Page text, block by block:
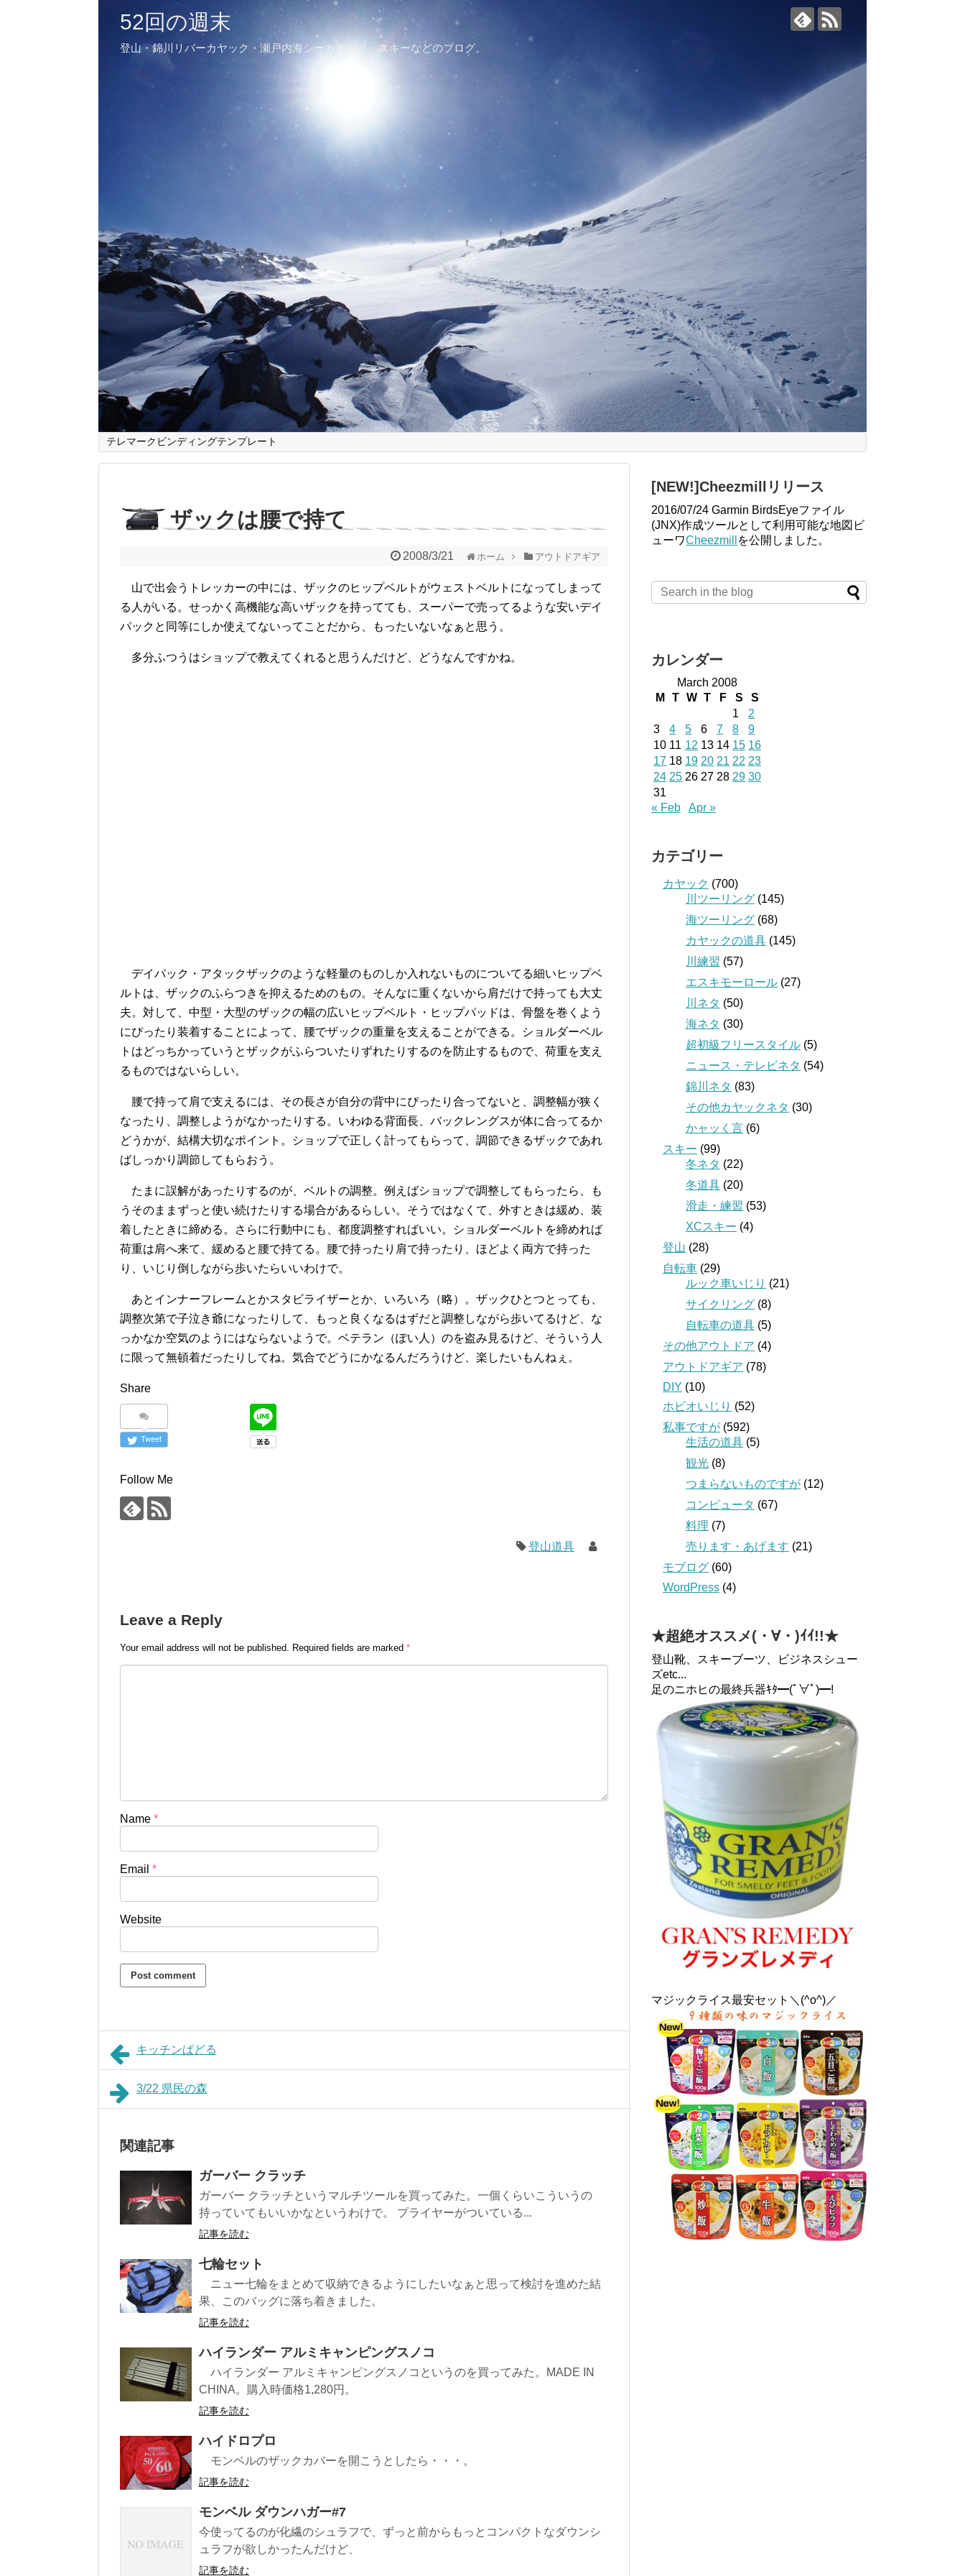
52回の週末
登山・錦川リバーカヤック・瀬戸内海シーカヤック・スキーなどのブログ。
テレマークビンディングテンプレート
ザックは腰で持て
2008/3/21 ホーム アウトドアギア
山で出会うトレッカーの中には、ザックのヒップベルトがウェストベルトになってしまって
る人がいる。せっかく高機能な高いザックを持ってても、スーパーで売ってるような安いデイ
パックと同等にしか使えてないってことだから、もったいないなぁと思う。
多分ふつうはショップで教えてくれると思うんだけど、どうなんですかね。
デイパック・アタックザックのような軽量のものしか入れないものについてる細いヒップベ
ルトは、ザックのふらつきを抑えるためのもの。そんなに重くないから肩だけで持っても大丈
夫。対して、中型・大型のザックの幅の広いヒップベルト・ヒップパッドは、骨盤を巻くよう
にぴったり装着することによって、腰でザックの重量を支えることができる。ショルダーベル
トはどっちかっていうとザックがふらついたりずれたりするのを防止するもので、荷重を支え
るものではないらしい。
腰で持って肩で支えるには、その長さが自分の背中にぴったり合ってないと、調整幅が狭く
なったり、調整しようがなかったりする。いわゆる背面長、バックレングスが体に合ってるか
どうかが、結構大切なポイント。ショップで正しく計ってもらって、調節できるザックであれ
ばしっかり調節してもらおう。
たまに誤解があったりするのが、ベルトの調整。例えばショップで調整してもらったら、も
うそのままずっと使い続けたりする場合があるらしい。そうではなくて、外すときは緩め、装
着したときに締める。さらに行動中にも、都度調整すればいい。ショルダーベルトを締めれば
荷重は肩へ来て、緩めると腰で持てる。腰で持ったり肩で持ったり、ほどよく両方で持った
り、いじり倒しながら歩いたらいいわけで。
あとインナーフレームとかスタビライザーとか、いろいろ（略）。ザックひとつとっても、
調整次第で子泣き爺になったりして、もっと良くなるはずだと調整しながら歩いてるけど、な
っかなか空気のようにはならないようで。ベテラン（ぽい人）のを盗み見るけど、そういう人
に限って無頓着だったりしてね。気合でどうにかなるんだろうけど、楽したいもんねぇ。
Share
Tweet
Follow Me
登山道具
Leave a Reply
Your email address will not be published. Required fields are marked *
Name *
Email *
Website
キッチンぱどる
3/22 県民の森
関連記事
ガーバー クラッチ
ガーバー クラッチというマルチツールを買ってみた。一個くらいこういうの
持っていてもいいかなというわけで。 プライヤーがついている...
記事を読む
七輪セット
ニュー七輪をまとめて収納できるようにしたいなぁと思って検討を進めた結
果、このバッグに落ち着きました。
記事を読む
ハイランダー アルミキャンピングスノコ
ハイランダー アルミキャンピングスノコというのを買ってみた。MADE IN
CHINA。購入時価格1,280円。
記事を読む
ハイドロプロ
モンベルのザックカバーを開こうとしたら・・・。
記事を読む
モンベル ダウンハガー#7
今使ってるのが化繊のシュラフで、ずっと前からもっとコンパクトなダウンシ
ュラフが欲しかったんだけど、
記事を読む
[NEW!]Cheezmillリリース
2016/07/24 Garmin BirdsEyeファイル
(JNX)作成ツールとして利用可能な地図ビ
ューワCheezmill を公開しました。
カレンダー
March 2008
M
T W T F S
S
1
2
3
4 5 6 7 8
9
10 11 12 13 14 15 16
17 18 19 20 21 22 23
24 25 26 27 28 29 30
31
« Feb
Apr »
カテゴリー
カヤック (700)
川ツーリング (145)
海ツーリング (68)
カヤックの道具 (145)
川練習 (57)
エスキモーロール (27)
川ネタ (50)
海ネタ (30)
超初級フリースタイル (5)
ニュース・テレビネタ (54)
錦川ネタ (83)
その他カヤックネタ (30)
かャッく言 (6)
スキー (99)
冬ネタ (22)
冬道具 (20)
滑走・練習 (53)
XCスキー (4)
登山 (28)
自転車 (29)
ルック車いじり (21)
サイクリング (8)
自転車の道具 (5)
その他アウトドア (4)
アウトドアギア (78)
DIY (10)
ホビオいじり (52)
私事ですが (592)
生活の道具 (5)
観光 (8)
つまらないものですが (12)
コンピュータ (67)
料理 (7)
売ります・あげます (21)
モブログ (60)
WordPress (4)
★超絶オススメ(・∀・)ｲｲ!!★
登山靴、スキーブーツ、ビジネスシュー
ズetc...
足のニホヒの最終兵器ｷﾀ━(ﾟ∀ﾟ)━!
マジックライス最安セット＼(^o^)／